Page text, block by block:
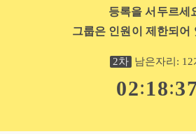
등록을 서두르세
그룹은 인원이 제한되어
2차 남은자리: 12
02:18:3